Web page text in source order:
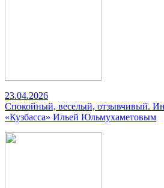
23.04.2026
Спокойный, веселый, отзывчивый.
«Кузбасса» Ильей Юльмухаметовым